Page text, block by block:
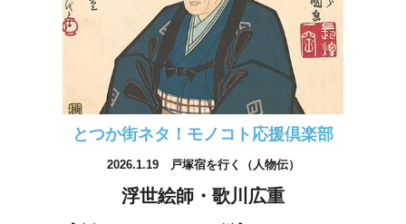
とつか街ネタ！モノコト応援倶楽部
2026.1.19 戸塚宿を行く（人物伝）
浮世絵師・歌川広重